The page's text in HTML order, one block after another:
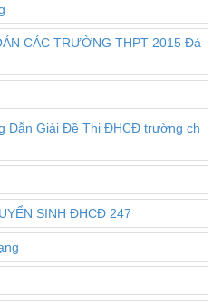
CÁC TRƯỜNG THPT 2015 Đá
Dẫn Giải Đề Thi ĐHCĐ trường ch
SINH ĐHCĐ 247